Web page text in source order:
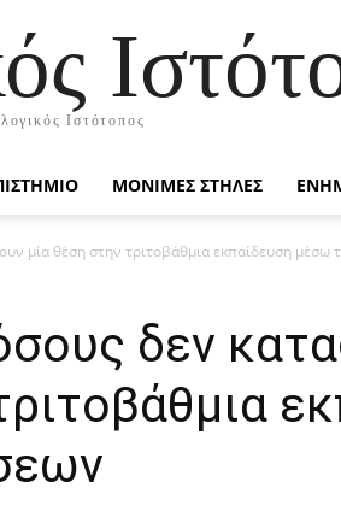
Ιστότοπος
ΜΟΝΙΜΕΣ ΣΤΗΛΕΣ
μία θέση στην τριτοβάθμια εκπαίδευση
δεν